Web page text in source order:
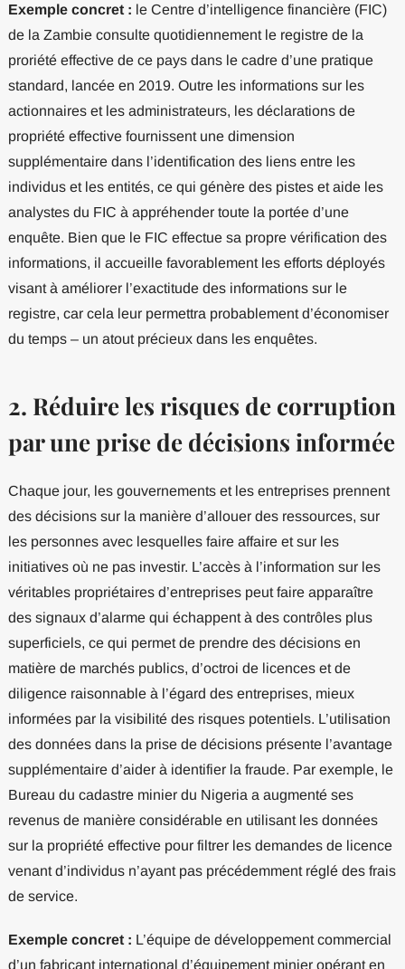
Exemple concret : le Centre d’intelligence financière (FIC)
de la Zambie consulte quotidiennement le registre de la
proriété effective de ce pays dans le cadre d’une pratique
standard, lancée en 2019. Outre les informations sur les
actionnaires et les administrateurs, les déclarations de
propriété effective fournissent une dimension
supplémentaire dans l’identification des liens entre les
individus et les entités, ce qui génère des pistes et aide les
analystes du FIC à appréhender toute la portée d’une
enquête. Bien que le FIC effectue sa propre vérification des
informations, il accueille favorablement les efforts déployés
visant à améliorer l’exactitude des informations sur le
registre, car cela leur permettra probablement d’économiser
du temps – un atout précieux dans les enquêtes.
2. Réduire les risques de corruption
par une prise de décisions informée
Chaque jour, les gouvernements et les entreprises prennent
des décisions sur la manière d’allouer des ressources, sur
les personnes avec lesquelles faire affaire et sur les
initiatives où ne pas investir. L’accès à l’information sur les
véritables propriétaires d’entreprises peut faire apparaître
des signaux d’alarme qui échappent à des contrôles plus
superficiels, ce qui permet de prendre des décisions en
matière de marchés publics, d’octroi de licences et de
diligence raisonnable à l’égard des entreprises, mieux
informées par la visibilité des risques potentiels. L’utilisation
des données dans la prise de décisions présente l’avantage
supplémentaire d’aider à identifier la fraude. Par exemple, le
Bureau du cadastre minier du Nigeria a augmenté ses
revenus de manière considérable en utilisant les données
sur la propriété effective pour filtrer les demandes de licence
venant d’individus n’ayant pas précédemment réglé des frais
de service.
Exemple concret : L’équipe de développement commercial
d’un fabricant international d’équipement minier opérant en